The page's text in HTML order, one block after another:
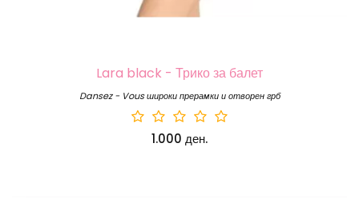
Lara black - Трико за балет
Dansez - Vous широки прерамки и отворен грб
1.000 ден.